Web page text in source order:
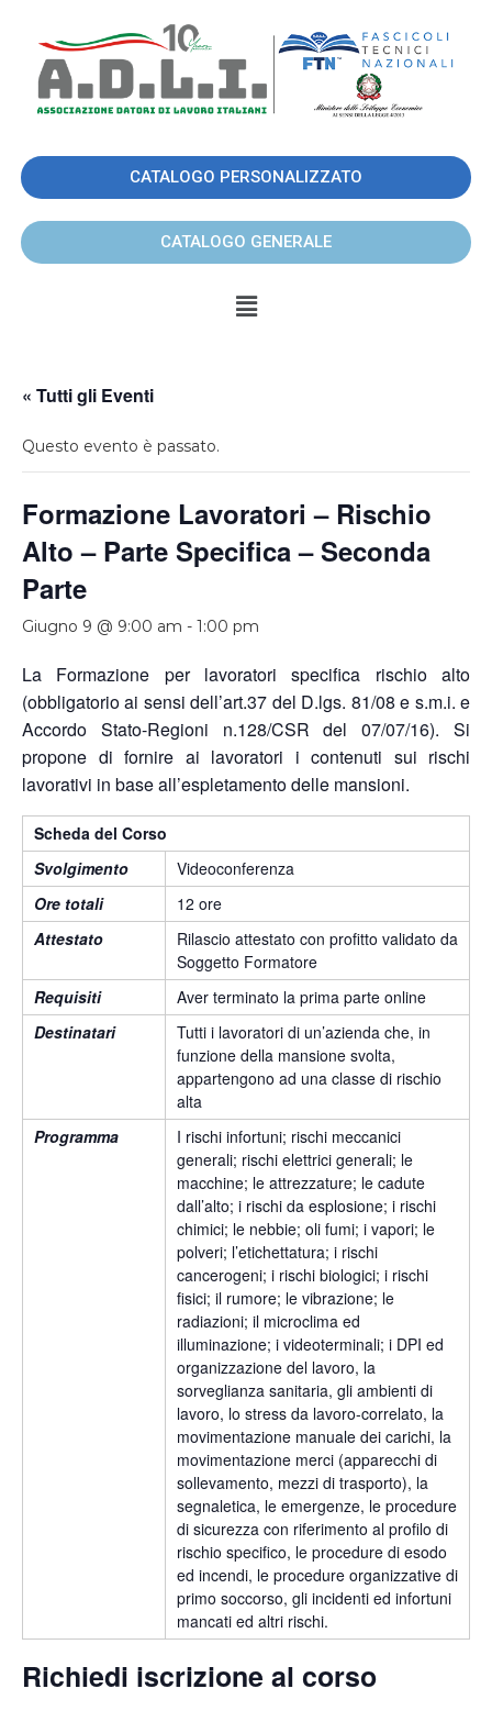
CATALOGO PERSONALIZZATO
CATALOGO GENERALE
« Tutti gli Eventi
Questo evento è passato.
Formazione Lavoratori – Rischio
Alto – Parte Specifica – Seconda
Parte
Giugno 9 @ 9:00 am - 1:00 pm
La Formazione per lavoratori specifica rischio alto
(obbligatorio ai sensi dell’art.37 del D.lgs. 81/08 e s.m.i. e
Accordo Stato-Regioni n.128/CSR del 07/07/16). Si
propone di fornire ai lavoratori i contenuti sui rischi
lavorativi in base all’espletamento delle mansioni.
Scheda del Corso
Svolgimento
Videoconferenza
Ore totali
12 ore
Attestato
Rilascio attestato con profitto validato da
Soggetto Formatore
Requisiti
Aver terminato la prima parte online
Destinatari
Tutti i lavoratori di un’azienda che, in
funzione della mansione svolta,
appartengono ad una classe di rischio
alta
Programma
I rischi infortuni; rischi meccanici
generali; rischi elettrici generali; le
macchine; le attrezzature; le cadute
dall’alto; i rischi da esplosione; i rischi
chimici; le nebbie; oli fumi; i vapori; le
polveri; l’etichettatura; i rischi
cancerogeni; i rischi biologici; i rischi
fisici; il rumore; le vibrazione; le
radiazioni; il microclima ed
illuminazione; i videoterminali; i DPI ed
organizzazione del lavoro, la
sorveglianza sanitaria, gli ambienti di
lavoro, lo stress da lavoro-correlato, la
movimentazione manuale dei carichi, la
movimentazione merci (apparecchi di
sollevamento, mezzi di trasporto), la
segnaletica, le emergenze, le procedure
di sicurezza con riferimento al profilo di
rischio specifico, le procedure di esodo
ed incendi, le procedure organizzative di
primo soccorso, gli incidenti ed infortuni
mancati ed altri rischi.
Richiedi iscrizione al corso